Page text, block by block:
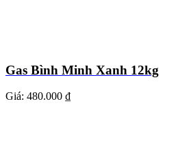
Gas Bình Minh Xanh 12kg
Giá: 480.000 ₫